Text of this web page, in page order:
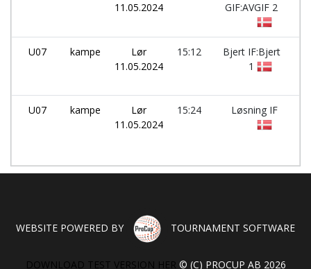
11.05.2024
GIF:AVGIF 2
U07 kampe
Lør
11.05.2024
15:12
Bjert IF:Bjert
1
U07 kampe
Lør
11.05.2024
15:24 Løsning IF
WEBSITE POWERED BY TOURNAMENT SOFTWARE
DOWNLOAD TEST VERSION HER © (C) PROCUP AB 2026